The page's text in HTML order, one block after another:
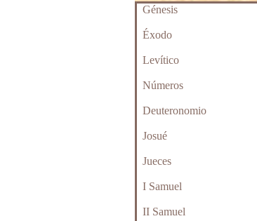
Génesis
Éxodo
Levítico
Números
Deuteronomio
Josué
Jueces
I Samuel
II Samuel